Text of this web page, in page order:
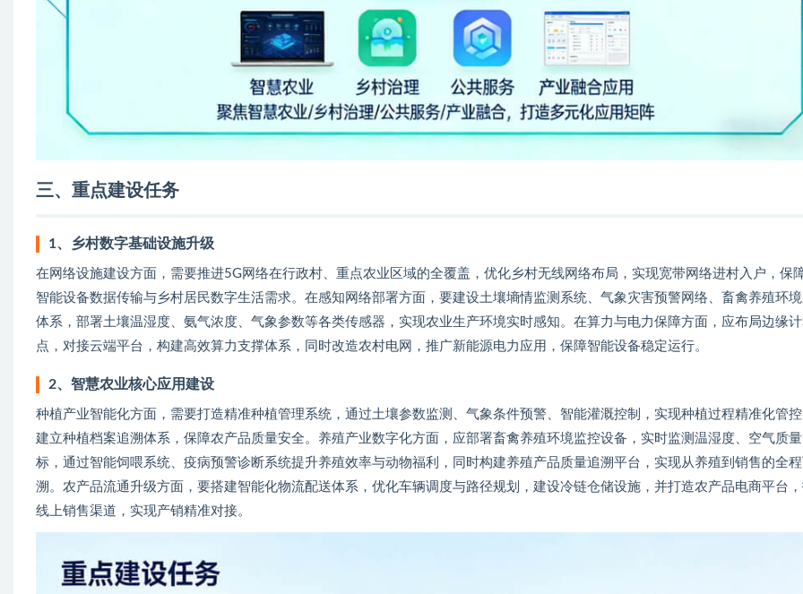
三、重点建设任务
1、乡村数字基础设施升级
在网络设施建设方面，需要推进5G网络在行政村、重点农业区域的全覆盖，优化乡村无线网络布局，实现宽带网络进村入户，保
智能设备数据传输与乡村居民数字生活需求。在感知网络部署方面，要建设土壤墒情监测系统、气象灾害预警网络、畜禽养殖环
体系，部署土壤温湿度、氨气浓度、气象参数等各类传感器，实现农业生产环境实时感知。在算力与电力保障方面，应布局边缘
点，对接云端平台，构建高效算力支撑体系，同时改造农村电网，推广新能源电力应用，保障智能设备稳定运行。
2、智慧农业核心应用建设
种植产业智能化方面，需要打造精准种植管理系统，通过土壤参数监测、气象条件预警、智能灌溉控制，实现种植过程精准化管
建立种植档案追溯体系，保障农产品质量安全。养殖产业数字化方面，应部署畜禽养殖环境监控设备，实时监测温湿度、空气质
标，通过智能饲喂系统、疫病预警诊断系统提升养殖效率与动物福利，同时构建养殖产品质量追溯平台，实现从养殖到销售的全
溯。农产品流通升级方面，要搭建智能化物流配送体系，优化车辆调度与路径规划，建设冷链仓储设施，并打造农产品电商平台
线上销售渠道，实现产销精准对接。